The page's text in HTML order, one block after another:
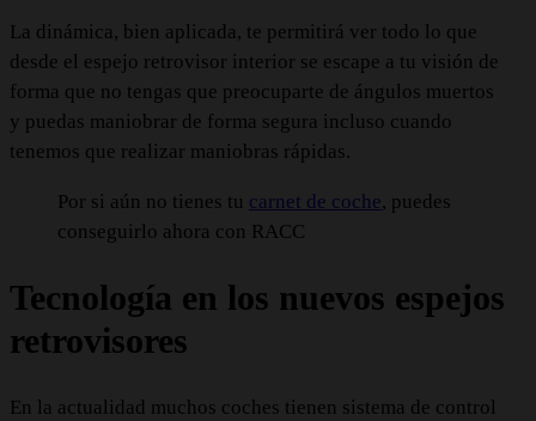
La dinámica, bien aplicada, te permitirá ver todo lo que
desde el espejo retrovisor interior se escape a tu visión de
forma que no tengas que preocuparte de ángulos muertos
y puedas maniobrar de forma segura incluso cuando
tenemos que realizar maniobras rápidas.
Por si aún no tienes tu carnet de coche, puedes
conseguirlo ahora con RACC
Tecnología en los nuevos espejos
retrovisores
En la actualidad muchos coches tienen sistema de control